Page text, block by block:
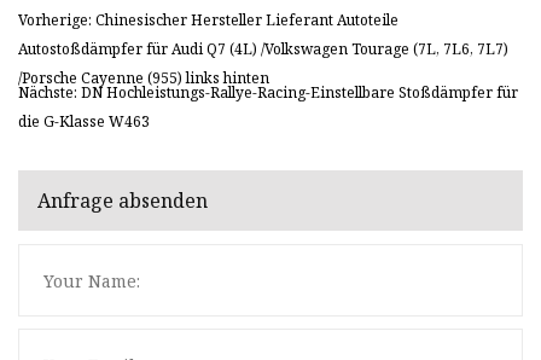
Vorherige: Chinesischer Hersteller Lieferant Autoteile
Autostoßdämpfer für Audi Q7 (4L) /Volkswagen Tourage (7L, 7L6, 7L7)
/Porsche Cayenne (955) links hinten
Nächste: DN Hochleistungs-Rallye-Racing-Einstellbare Stoßdämpfer für
die G-Klasse W463
Anfrage absenden